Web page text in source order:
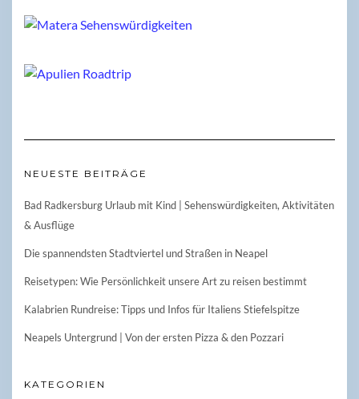
NEUESTE BEITRÄGE
Bad Radkersburg Urlaub mit Kind | Sehenswürdigkeiten, Aktivitäten
& Ausflüge
Die spannendsten Stadtviertel und Straßen in Neapel
Reisetypen: Wie Persönlichkeit unsere Art zu reisen bestimmt
Kalabrien Rundreise: Tipps und Infos für Italiens Stiefelspitze
Neapels Untergrund | Von der ersten Pizza & den Pozzari
KATEGORIEN